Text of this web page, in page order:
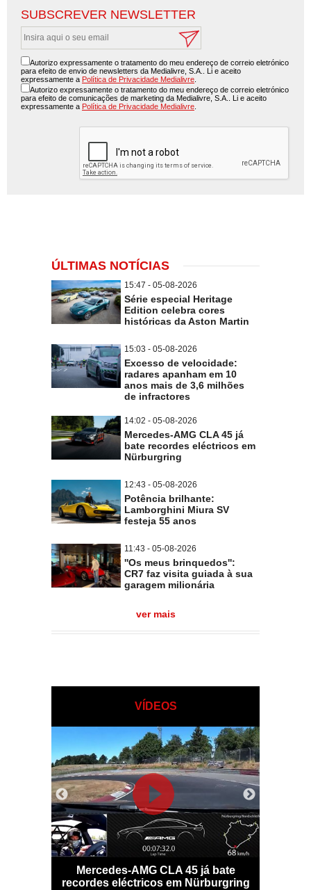
SUBSCREVER NEWSLETTER
Autorizo expressamente o tratamento do meu endereço de correio eletrónico
para efeito de envio de newsletters da Medialivre, S.A.. Li e aceito
expressamente a Política de Privacidade Medialivre
Autorizo expressamente o tratamento do meu endereço de correio eletrónico
para efeito de comunicações de marketing da Medialivre, S.A.. Li e aceito
expressamente a Política de Privacidade Medialivre
ÚLTIMAS NOTÍCIAS
15:47 - 05-08-2026
Série especial Heritage
Edition celebra cores
históricas da Aston Martin
15:03 - 05-08-2026
Excesso de velocidade:
radares apanham em 10
anos mais de 3,6 milhões
de infractores
14:02 - 05-08-2026
Mercedes-AMG CLA 45 já
bate recordes eléctricos em
Nürburgring
12:43 - 05-08-2026
Potência brilhante:
Lamborghini Miura SV
festeja 55 anos
11:43 - 05-08-2026
''Os meus brinquedos'':
CR7 faz visita guiada à sua
garagem milionária
ver mais
VÍDEOS
Mercedes-AMG CLA 45 já bate
recordes eléctricos em Nürburgring